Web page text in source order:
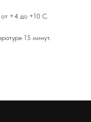
от +4 до +10 С.
15 минут.